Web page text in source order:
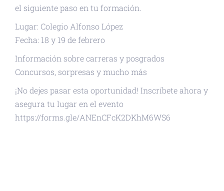
el siguiente paso en tu formación.
Lugar: Colegio Alfonso López
Fecha: 18 y 19 de febrero
Información sobre carreras y posgrados
Concursos, sorpresas y mucho más
¡No dejes pasar esta oportunidad! Inscríbete ahora y
asegura tu lugar en el evento
https://forms.gle/ANEnCFcK2DKhM6WS6